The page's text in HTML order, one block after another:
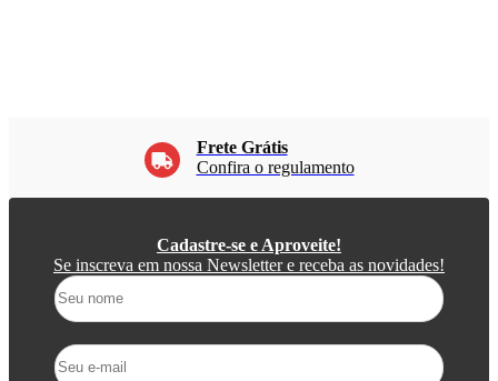
Frete Grátis
Confira o regulamento
Cadastre-se e Aproveite!
Se inscreva em nossa Newsletter e receba as novidades!